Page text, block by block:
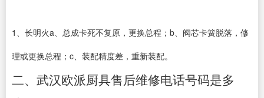
1、长明火a、总成卡死不复原，更换总程；b、阀芯卡簧脱落，修
理或更换总程；c、装配精度差，重新装配。
二、武汉欧派厨具售后维修电话号码是多